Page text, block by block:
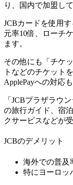
り、国内で加盟し
JCBカードを使用
元率10倍、ローチ
ます。
その他にも「チケ
トなどのチケット
ApplePayへの対応
「JCBプラザラウ
の旅行ガイド、宿
クサービスなどが
JCBのデメリット
海外での普及
特にヨーロッ